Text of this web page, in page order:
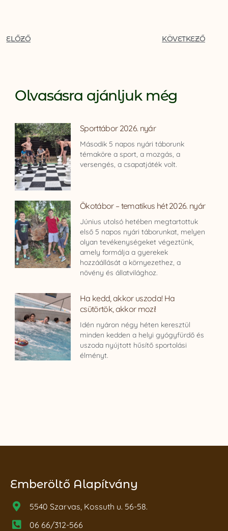
ELŐZŐ KÖVETKEZŐ
Olvasásra ajánljuk még
Sporttábor 2026. nyár
Második 5 napos nyári táborunk
témaköre a sport, a mozgás, a
versengés, a csapatjáték volt.
Ökotábor – tematikus hét 2026. nyár
Június utolsó hetében megtartottuk
első 5 napos nyári táborunkat, melyen
olyan tevékenységeket végeztünk,
amely formálja a gyerekek
hozzáállását a környezethez, a
növény és állatvilághoz.
Ha kedd, akkor uszoda! Ha
csütörtök, akkor mozi!
Idén nyáron négy héten keresztül
minden kedden a helyi gyógyfürdő és
uszoda nyújtott hűsítő sportolási
élményt.
Emberöltő Alapítvány
5540 Szarvas, Kossuth u. 56-58.
06 66/312-566